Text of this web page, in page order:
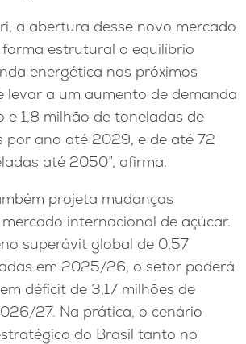
a abertura desse novo mercado
estrutural o equilíbrio
energética nos próximos
levar a um aumento de demanda
e 1,8 milhão de toneladas de
por ano até 2029, e de até 72
até 2050”, afirma.
projeta mudanças
internacional de açúcar.
superávit global de 0,57
em 2025/26, o setor poderá
déficit de 3,17 milhões de
27. Na prática, o cenário
do Brasil tanto no